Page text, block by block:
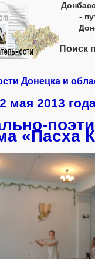
-
Поиск
Донецка и
мая 2013 года
«Пасха